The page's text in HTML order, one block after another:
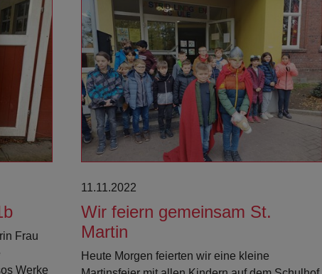
Frau
Werke
11.11.2022
Wir feiern gemeinsam St.
Martin
Heute Morgen feierten wir eine kleine
Weiterlesen